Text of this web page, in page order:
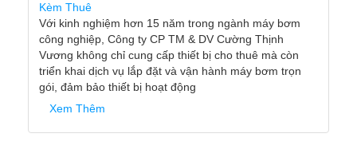
Kèm Thuê
Với kinh nghiệm hơn 15 năm trong ngành máy bơm
công nghiệp, Công ty CP TM & DV Cường Thịnh
Vương không chỉ cung cấp thiết bị cho thuê mà còn
triển khai dịch vụ lắp đặt và vận hành máy bơm trọn
gói, đảm bảo thiết bị hoạt động
Xem Thêm